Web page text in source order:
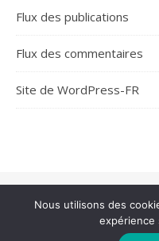
Flux des publications
Flux des commentaires
Site de WordPress-FR
©
1 place
Nous utilisons des
expérience